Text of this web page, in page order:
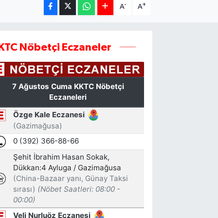
A- A+
Nöbetçi Eczaneler